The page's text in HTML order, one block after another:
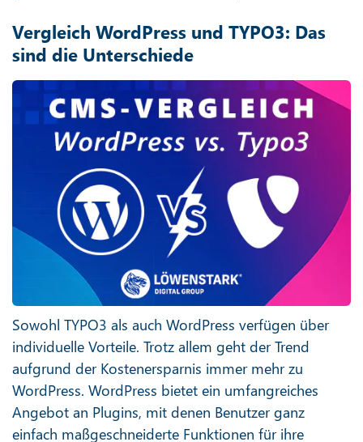
Vergleich WordPress und TYPO3: Das
sind die Unterschiede
Sowohl TYPO3 als auch WordPress verfügen über
individuelle Vorteile. Trotz allem geht der Trend
aufgrund der Kostenersparnis immer mehr zu
WordPress. WordPress bietet ein umfangreiches
Angebot an Plugins, mit denen Benutzer ganz
einfach maßgeschneiderte Funktionen für ihre